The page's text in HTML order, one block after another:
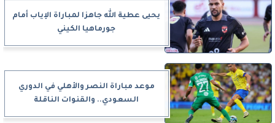
يحيى عطية الله جاهزا لمباراة الإياب أمام
جورماهيا الكيني
موعد مباراة النصر والأهلي في الدوري
السعودي.. والقنوات الناقلة